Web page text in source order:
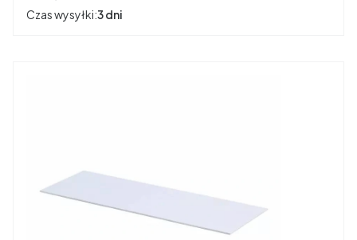
Czas wysyłki:3 dni